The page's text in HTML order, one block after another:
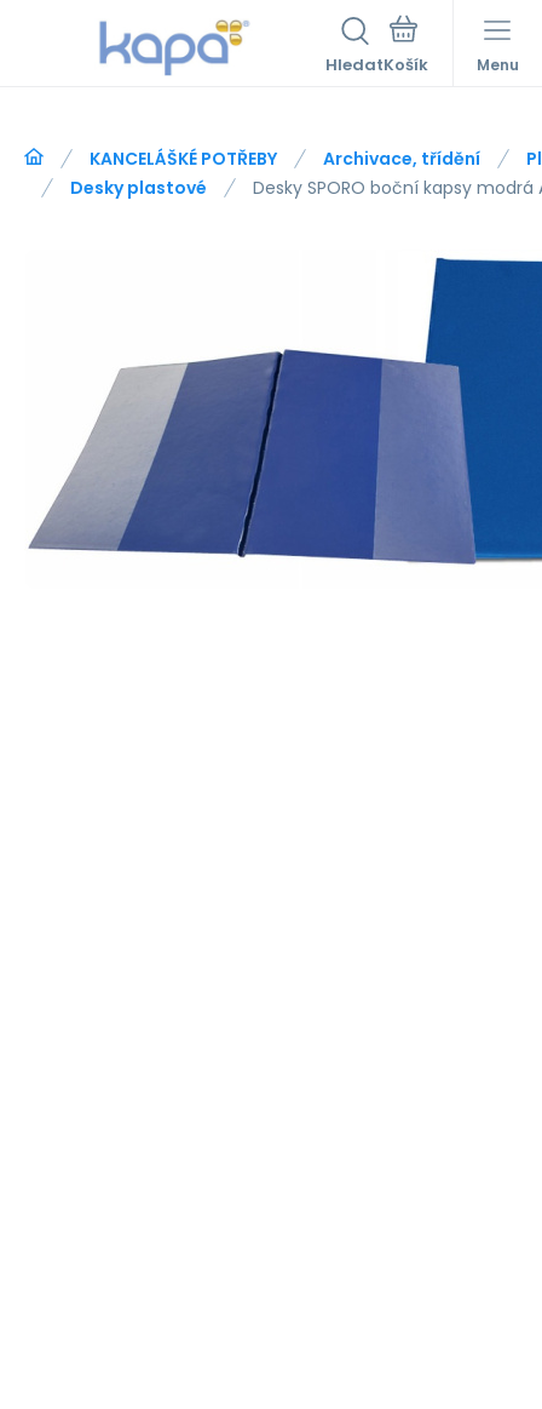
Hledat Menu
KANCELÁŠKÉ POTŘEBY Archivace, třídění
Desky plastové
Desky SPORO boční kapsy